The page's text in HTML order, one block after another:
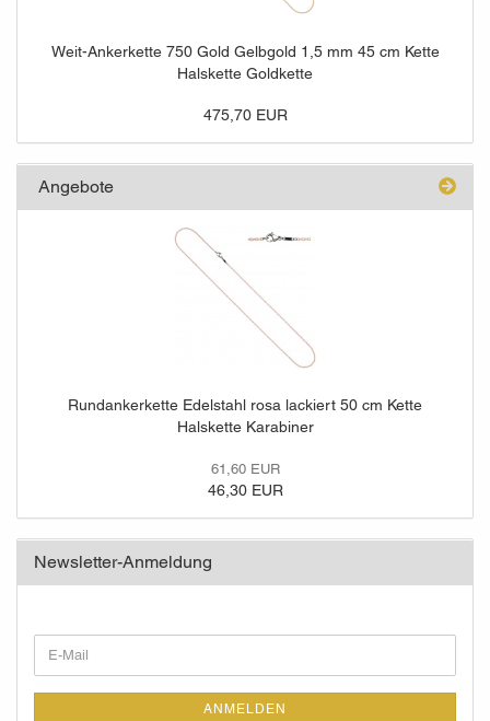
Weit-Ankerkette 750 Gold Gelbgold 1,5 mm 45 cm Kette
Halskette Goldkette
475,70 EUR
Angebote
Rundankerkette Edelstahl rosa lackiert 50 cm Kette
Halskette Karabiner
61,60 EUR
46,30 EUR
Newsletter-Anmeldung
ZUR
E-
Mail
ANMELDEN